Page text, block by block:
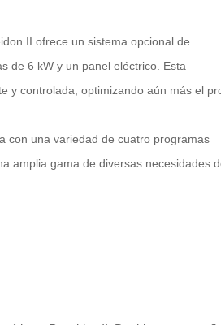
II ofrece un sistema opcional de
de 6 kW y un panel eléctrico. Esta
y controlada, optimizando aún más el
con una variedad de cuatro programas
amplia gama de diversas necesidades